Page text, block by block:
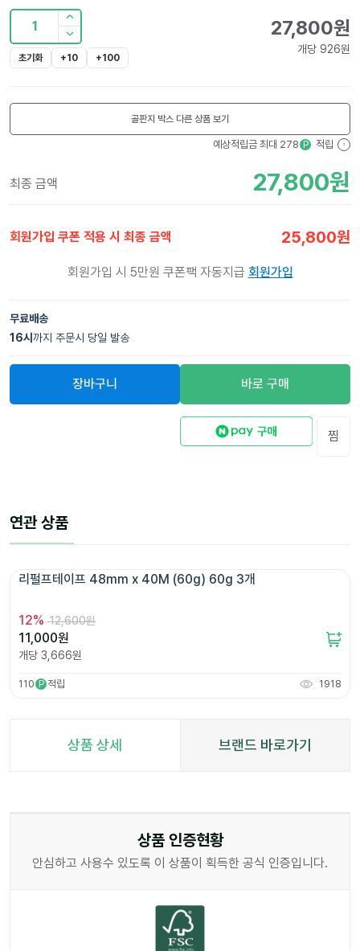
1
초기화 +10 +100
27,800원
개당 926원
골판지 박스 다른 상품 보기
예상적립금 최대 278 P 적립 ?
최종 금액 27,800원
회원가입 쿠폰 적용 시 최종 금액 25,800원
회원가입 시 5만원 쿠폰팩 자동지급 회원가입
무료배송
16시 까지 주문시 당일 발송
장바구니 바로 구매
찜
연관 상품
12% 12,600원
11,000원
개당 3,666원
110 P 적립 1918
상품 상세 브랜드 바로가기
상품 인증현황
안심하고 사용수 있도록 이 상품이 획득한 공식 인증입니다.